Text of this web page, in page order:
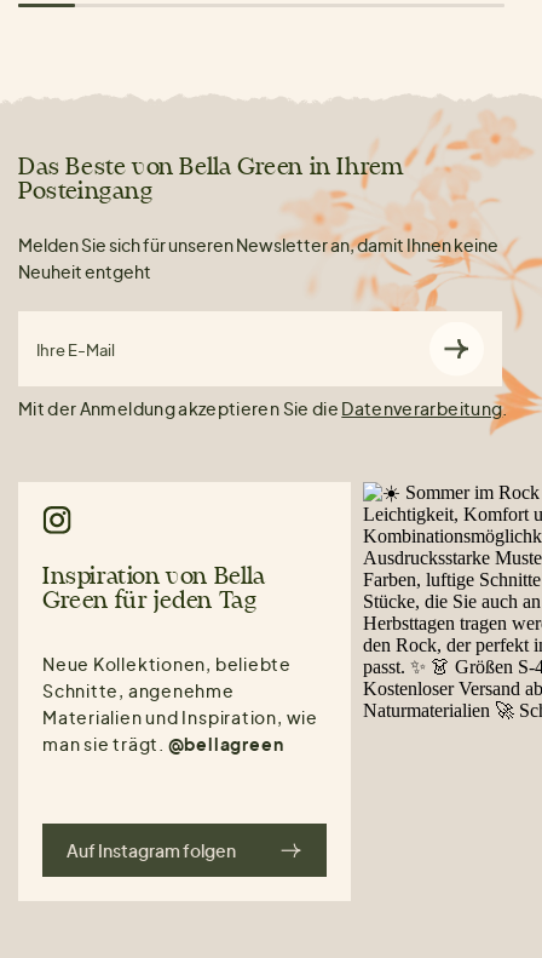
Das Beste von Bella Green in Ihrem
Posteingang
Melden Sie sich für unseren Newsletter an, damit Ihnen keine
Neuheit entgeht
Ihre E-Mail
Mit der Anmeldung akzeptieren Sie die Datenverarbeitung.
Inspiration von Bella
Green für jeden Tag
Neue Kollektionen, beliebte
Schnitte, angenehme
Materialien und Inspiration, wie
man sie trägt. @bellagreen
Auf Instagram folgen